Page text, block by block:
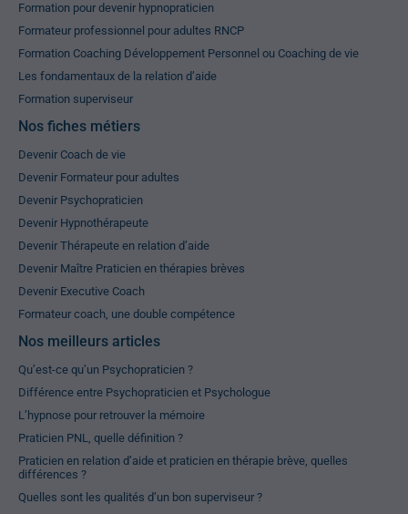
Formation pour devenir hypnopraticien
Formateur professionnel pour adultes RNCP
Formation Coaching Développement Personnel ou Coaching de vie
Les fondamentaux de la relation d’aide
Formation superviseur
Nos fiches métiers
Devenir Coach de vie
Devenir Formateur pour adultes
Devenir Psychopraticien
Devenir Hypnothérapeute
Devenir Thérapeute en relation d’aide
Devenir Maître Praticien en thérapies brèves
Devenir Executive Coach
Formateur coach, une double compétence
Nos meilleurs articles
Qu’est-ce qu’un Psychopraticien ?
Différence entre Psychopraticien et Psychologue
L’hypnose pour retrouver la mémoire
Praticien PNL, quelle définition ?
Praticien en relation d’aide et praticien en thérapie brève, quelles
différences ?
Quelles sont les qualités d’un bon superviseur ?